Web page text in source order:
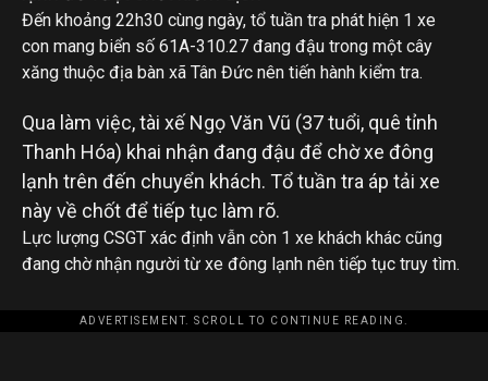
Đến khoảng 22h30 cùng ngày, tổ tuần tra phát hiện 1 xe
con mang biển số 61A-310.27 đang đậu trong một cây
xăng thuộc địa bàn xã Tân Đức nên tiến hành kiểm tra.
Qua làm việc, tài xế Ngọ Văn Vũ (37 tuổi, quê tỉnh
Thanh Hóa) khai nhận đang đậu để chờ xe đông
lạnh trên đến chuyển khách. Tổ tuần tra áp tải xe
này về chốt để tiếp tục làm rõ.
Lực lượng CSGT xác định vẫn còn 1 xe khách khác cũng
đang chờ nhận người từ xe đông lạnh nên tiếp tục truy tìm.
ADVERTISEMENT. SCROLL TO CONTINUE READING.